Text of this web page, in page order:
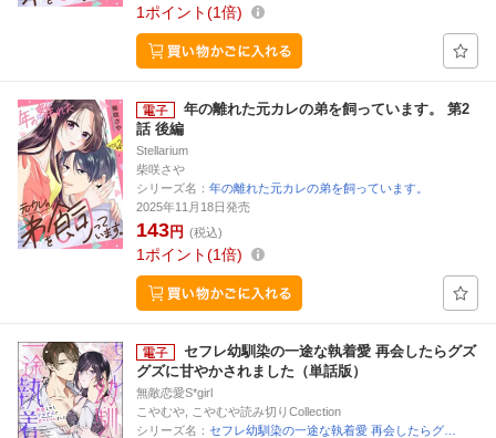
1 ポイント 1倍
年の離れた元カレの弟を飼っています。 第2
話 後編
Stellarium
柴咲さや
シリーズ名： 年の離れた元カレの弟を飼っています。
2025年11月18日発売
143円 (税込)
1 ポイント 1倍
セフレ幼馴染の一途な執着愛 再会したらグズ
グズに甘やかされました（単話版）
無敵恋愛S*girl
こやむや, こやむや読み切りCollection
シリーズ名： セフレ幼馴染の一途な執着愛 再会したらグ…